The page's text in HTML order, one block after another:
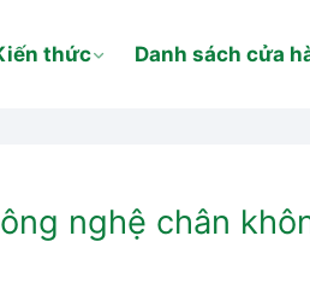
thức Danh sách cửa
nghệ chân